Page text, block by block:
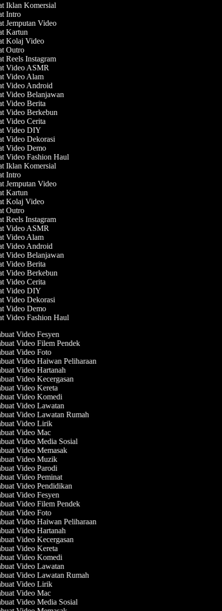
Iklan Komersial
Intro
Jemputan Video
Kartun
Kolaj Video
Outro
Reels Instagram
Video ASMR
Video Alam
Video Android
Video Belanjawan
Video Berita
Video Berkebun
Video Cerita
Video DIY
Video Dekorasi
Video Demo
Video Fashion Haul
Iklan Komersial
Intro
Jemputan Video
Kartun
Kolaj Video
Outro
Reels Instagram
Video ASMR
Video Alam
Video Android
Video Belanjawan
Video Berita
Video Berkebun
Video Cerita
Video DIY
Video Dekorasi
Video Demo
Video Fashion Haul
Video Fesyen
Video Filem Pendek
Video Foto
Video Haiwan Peliharaan
Video Hartanah
Video Kecergasan
Video Kereta
Video Komedi
Video Lawatan
Video Lawatan Rumah
Video Lirik
Video Mac
Video Media Sosial
Video Memasak
Video Muzik
Video Parodi
Video Peminat
Video Pendidikan
Video Fesyen
Video Filem Pendek
Video Foto
Video Haiwan Peliharaan
Video Hartanah
Video Kecergasan
Video Kereta
Video Komedi
Video Lawatan
Video Lawatan Rumah
Video Lirik
Video Mac
Video Media Sosial